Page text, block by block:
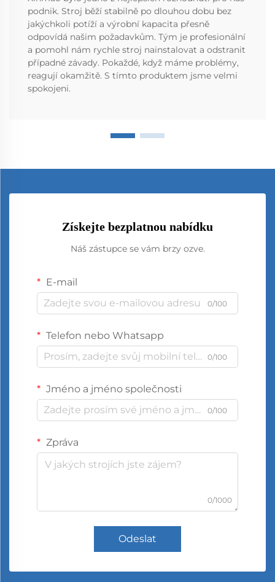
podnik. Stroj běží stabilně po dlouhou dobu bez
jakýchkoli potíží a výrobní kapacita přesně
odpovídá našim požadavkům. Tým je profesionální
a pomohl nám rychle stroj nainstalovat a odstranit
případné závady. Pokaždé, když máme problémy,
reagují okamžitě. S tímto produktem jsme velmi
spokojeni.
Získejte bezplatnou nabídku
Náš zástupce se vám brzy ozve.
E-mail
0/100
Telefon nebo Whatsapp
0/100
Jméno a jméno společnosti
0/100
Zpráva
0/1000
Odeslat